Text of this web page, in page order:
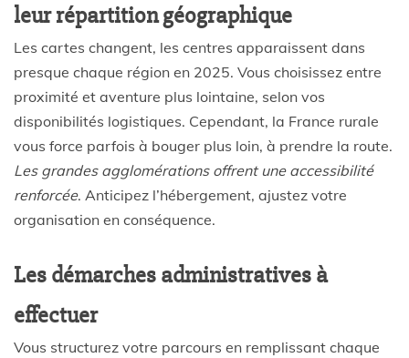
leur répartition géographique
Les cartes changent, les centres apparaissent dans
presque chaque région en 2025. Vous choisissez entre
proximité et aventure plus lointaine, selon vos
disponibilités logistiques. Cependant, la France rurale
vous force parfois à bouger plus loin, à prendre la route.
Les grandes agglomérations offrent une accessibilité
renforcée. Anticipez l’hébergement, ajustez votre
organisation en conséquence.
Les démarches administratives à
effectuer
Vous structurez votre parcours en remplissant chaque